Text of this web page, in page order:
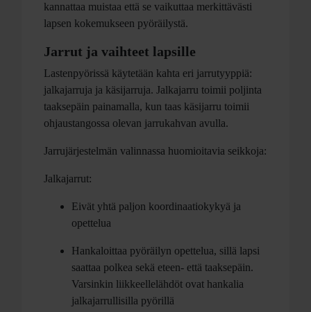
kannattaa muistaa että se vaikuttaa merkittävästi
lapsen kokemukseen pyöräilystä.
Jarrut ja vaihteet lapsille
Lastenpyörissä käytetään kahta eri jarrutyyppiä:
jalkajarruja ja käsijarruja. Jalkajarru toimii poljinta
taaksepäin painamalla, kun taas käsijarru toimii
ohjaustangossa olevan jarrukahvan avulla.
Jarrujärjestelmän valinnassa huomioitavia seikkoja:
Jalkajarrut:
Eivät yhtä paljon koordinaatiokykyä ja
opettelua
Hankaloittaa pyöräilyn opettelua, sillä lapsi
saattaa polkea sekä eteen- että taaksepäin.
Varsinkin liikkeellelähdöt ovat hankalia
jalkajarrullisilla pyörillä